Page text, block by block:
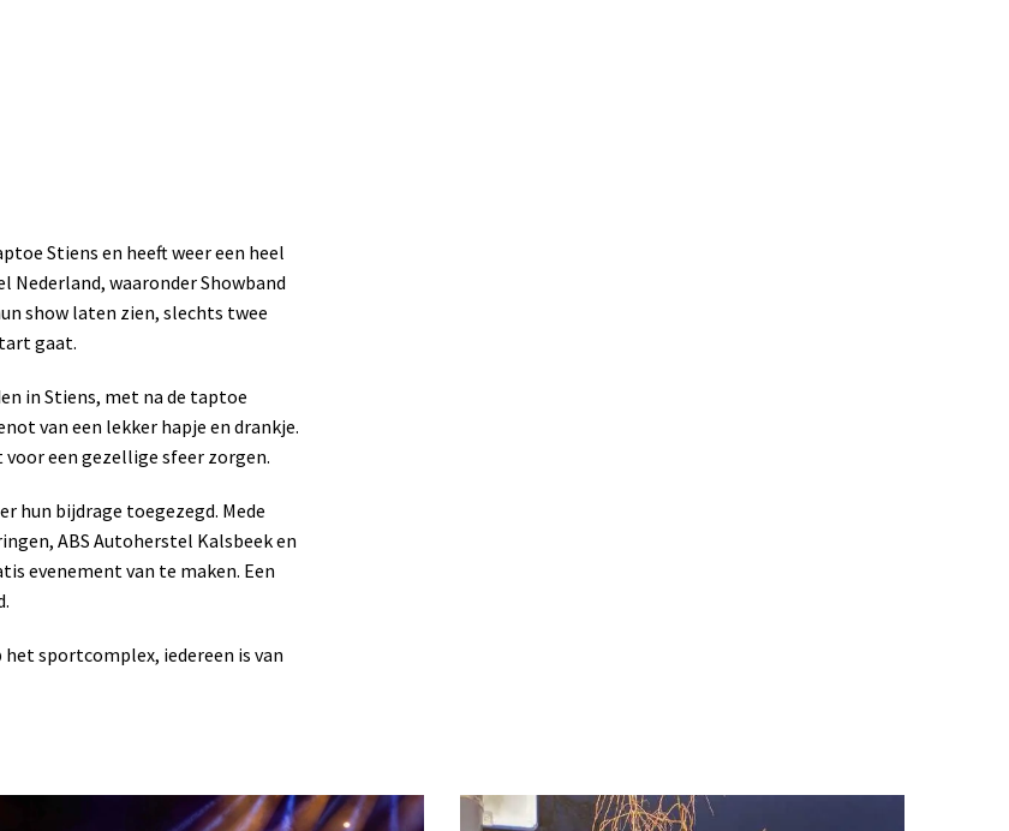
Stiens en heeft weer een heel
waaronder Showband
show laten zien, slechts twee
gaat.
in Stiens, met na de taptoe
van een lekker hapje en drankje.
een gezellige sfeer zorgen.
hun bijdrage toegezegd. Mede
ABS Autoherstel Kalsbeek en
evenement van te maken. Een
het sportcomplex, iedereen is van